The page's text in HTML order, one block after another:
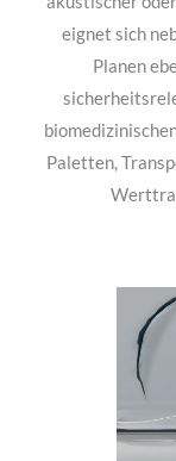
Das "Lkw
akustischer
eignet sich
Planen